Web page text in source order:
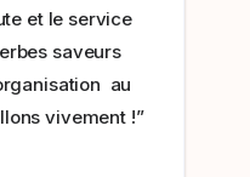
et le service
saveurs
au
vivement !”